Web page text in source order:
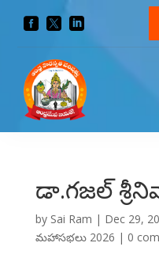
  
డా.గజల్
by Sai Ram | Dec 29,
మహాసభలు 2026 | 0